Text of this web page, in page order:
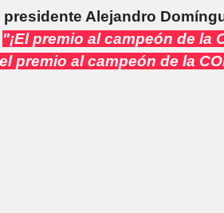
presidente Alejandro
"¡El premio al campeón de la
premio al campeón de la